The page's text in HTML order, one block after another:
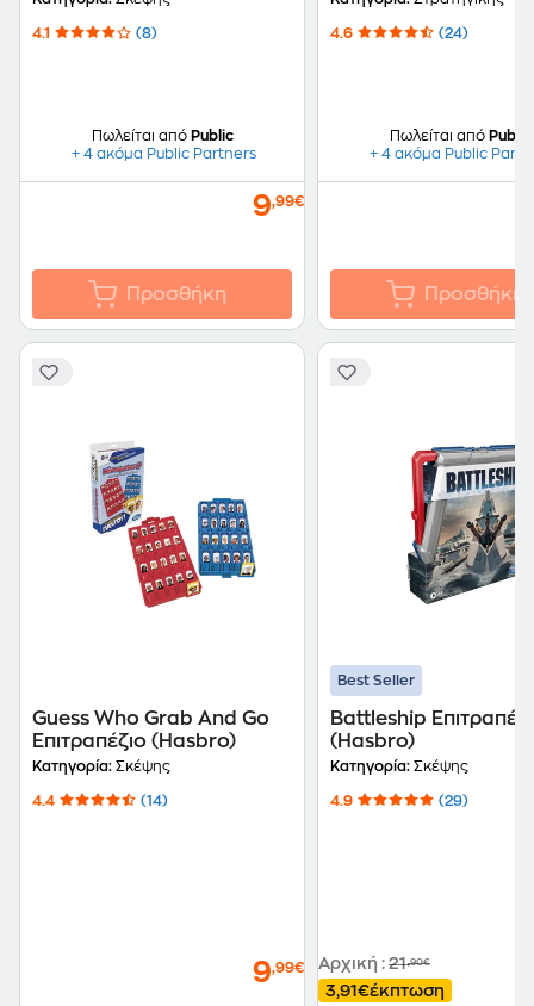
4.1 (8)
Πωλείται από Public
+ 4 ακόμα Public Partners
9,99€
Προσθήκη
4.6 (24)
Πωλείται από Public
+ 4 ακόμα Public
Προσθήκη
Guess Who Grab And Go
Επιτραπέζιο (Hasbro)
Κατηγορία: Σκέψης
4.4 (14)
9,99€
Best Seller
Battleshi̇p
(Hasbro)
Κατηγορία: Σκέψης
4.9 (29)
Αρχική : 21,90€
3,91€έκπτωση